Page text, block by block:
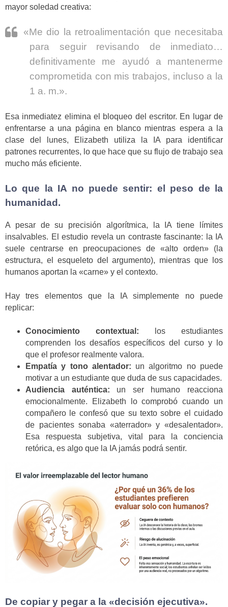
mayor soledad creativa:
«Me dio la retroalimentación que necesitaba
para seguir revisando de inmediato…
definitivamente me ayudó a mantenerme
comprometida con mis trabajos, incluso a la
1 a. m.».
Esa inmediatez elimina el bloqueo del escritor. En lugar de
enfrentarse a una página en blanco mientras espera a la
clase del lunes, Elizabeth utiliza la IA para identificar
patrones recurrentes, lo que hace que su flujo de trabajo sea
mucho más eficiente.
Lo que la IA no puede sentir: el peso de la
humanidad.
A pesar de su precisión algorítmica, la IA tiene límites
insalvables. El estudio revela un contraste fascinante: la IA
suele centrarse en preocupaciones de «alto orden» (la
estructura, el esqueleto del argumento), mientras que los
humanos aportan la «carne» y el contexto.
Hay tres elementos que la IA simplemente no puede
replicar:
Conocimiento contextual: los estudiantes
comprenden los desafíos específicos del curso y lo
que el profesor realmente valora.
Empatía y tono alentador: un algoritmo no puede
motivar a un estudiante que duda de sus capacidades.
Audiencia auténtica: un ser humano reacciona
emocionalmente. Elizabeth lo comprobó cuando un
compañero le confesó que su texto sobre el cuidado
de pacientes sonaba «aterrador» y «desalentador».
Esa respuesta subjetiva, vital para la conciencia
retórica, es algo que la IA jamás podrá sentir.
De copiar y pegar a la «decisión ejecutiva».